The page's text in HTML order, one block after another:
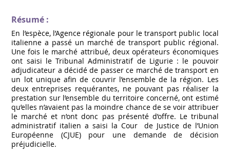
Résumé :
En l’espèce, l’Agence régionale pour le transport public local
italienne a passé un marché de transport public régional.
Une fois le marché attribué, deux opérateurs économiques
ont saisi le Tribunal Administratif de Ligurie : le pouvoir
adjudicateur a décidé de passer ce marché de transport en
un lot unique afin de couvrir l’ensemble de la région. Les
deux entreprises requérantes, ne pouvant pas réaliser la
prestation sur l’ensemble du territoire concerné, ont estimé
qu’elles n’avaient pas la moindre chance de se voir attribuer
le marché et n’ont donc pas présenté d’offre. Le tribunal
administratif italien a saisi la Cour de Justice de l’Union
Européenne (CJUE) pour une demande de décision
préjudicielle.